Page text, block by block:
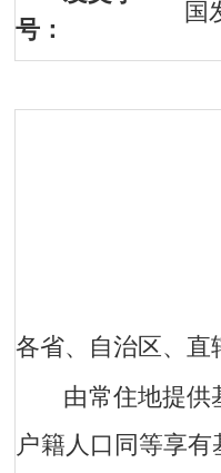
号：
国
各省、自治区、直
由常住地提供
户籍人口同等享